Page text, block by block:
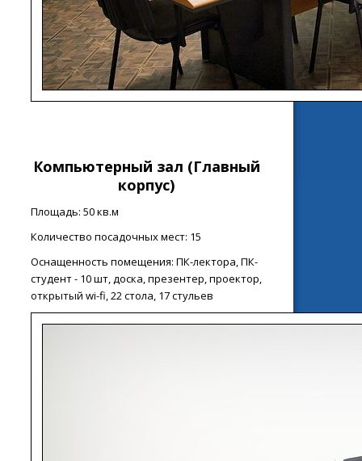
Компьютерный зал (Главный
корпус)
Площадь: 50 кв.м
Количество посадочных мест: 15
Оснащенность помещения: ПК-лектора, ПК-
студент - 10 шт, доска, презентер, проектор,
открытый wi-fi, 22 стола, 17 стульев